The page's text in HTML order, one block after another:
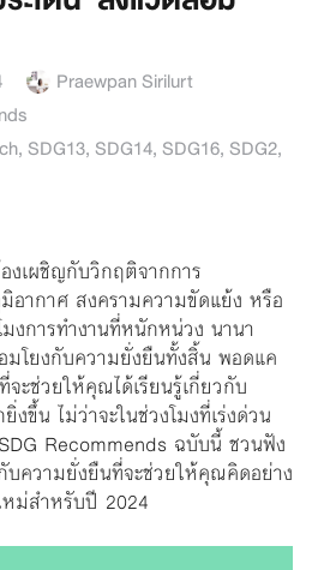
Praewpan Sirilurt
, SDG13, SDG14, SDG16, SDG2,
เผชิญกับวิกฤติจากการ
อากาศ สงครามความขัดแย้ง หรือ
งการทำงานที่หนักหน่วง นานา
มโยงกับความยั่งยืนทั้งสิ้น พอดแค
ะช่วยให้คุณได้เรียนรู้เกี่ยวกับ
งขึ้น ไม่ว่าจะในช่วงโมงที่เร่งด่วน
Recommends ฉบับนี้ ชวนฟัง
ความยั่งยืนที่จะช่วยให้คุณคิดอย่าง
ม่สำหรับปี 2024